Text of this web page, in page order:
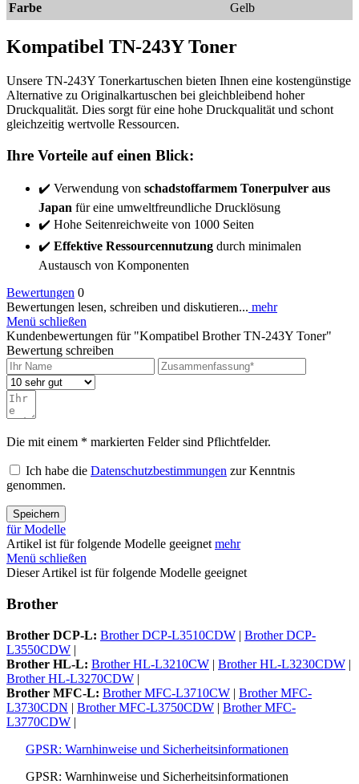
Farbe
Gelb
Kompatibel TN-243Y Toner
Unsere TN-243Y Tonerkartuschen bieten Ihnen eine kostengünstige
Alternative zu Originalkartuschen bei gleichbleibend hoher
Druckqualität. Dies sorgt für eine hohe Druckqualität und schont
gleichzeitig wertvolle Ressourcen.
Ihre Vorteile auf einen Blick:
✔️ Verwendung von schadstoffarmem Tonerpulver aus
Japan für eine umweltfreundliche Drucklösung
✔️ Hohe Seitenreichweite von 1000 Seiten
✔️ Effektive Ressourcennutzung durch minimalen
Austausch von Komponenten
Bewertungen 0
Bewertungen lesen, schreiben und diskutieren... mehr
Menü schließen
Kundenbewertungen für "Kompatibel Brother TN-243Y Toner"
Bewertung schreiben
Die mit einem * markierten Felder sind Pflichtfelder.
Ich habe die Datenschutzbestimmungen zur Kenntnis
genommen.
Speichern
für Modelle
Artikel ist für folgende Modelle geeignetmehr
Menü schließen
Dieser Artikel ist für folgende Modelle geeignet
Brother
Brother DCP-L: Brother DCP-L3510CDW | Brother DCP-
L3550CDW |
Brother HL-L: Brother HL-L3210CW | Brother HL-L3230CDW |
Brother HL-L3270CDW |
Brother MFC-L: Brother MFC-L3710CW | Brother MFC-
L3730CDN | Brother MFC-L3750CDW | Brother MFC-
L3770CDW |
GPSR: Warnhinweise und Sicherheitsinformationen
GPSR: Warnhinweise und Sicherheitsinformationen